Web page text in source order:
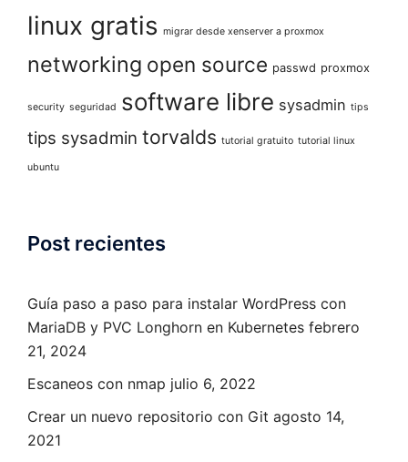
linux gratis migrar desde xenserver a proxmox
networking open source passwd proxmox
security seguridad software libre sysadmin tips
tips sysadmin torvalds tutorial gratuito tutorial linux
ubuntu
Post recientes
Guía paso a paso para instalar WordPress con
MariaDB y PVC Longhorn en Kubernetes febrero
21, 2024
Escaneos con nmap julio 6, 2022
Crear un nuevo repositorio con Git agosto 14,
2021